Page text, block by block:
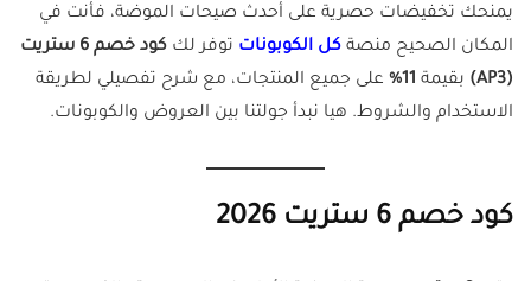
يمنحك تخفيضات حصرية على أحدث صيحات الموضة، فأنت في
المكان الصحيح منصة كل الكوبونات توفر لك
كود خصم 6 ستريت
(AP3)
بقيمة 11%
على جميع المنتجات، مع شرح تفصيلي لطريقة
الاستخدام والشروط. هيا نبدأ جولتنا بين العروض والكوبونات.
كود خصم 6 ستريت 2026